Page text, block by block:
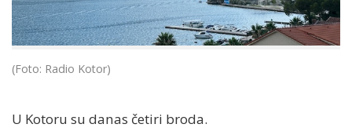
(Foto: Radio Kotor)
U Kotoru su danas četiri broda.